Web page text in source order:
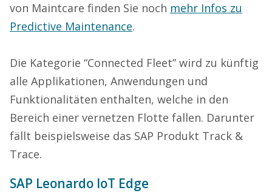
von Maintcare finden Sie noch mehr Infos zu
Predictive Maintenance.
Die Kategorie “Connected Fleet” wird zu künftig
alle Applikationen, Anwendungen und
Funktionalitäten enthalten, welche in den
Bereich einer vernetzen Flotte fallen. Darunter
fällt beispielsweise das SAP Produkt Track &
Trace.
SAP Leonardo IoT Edge